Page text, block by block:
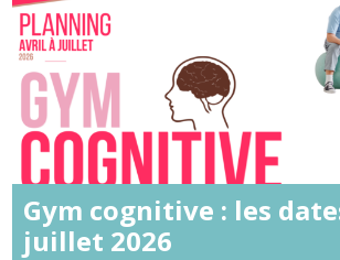
Gym cognitive : les
juillet 2026